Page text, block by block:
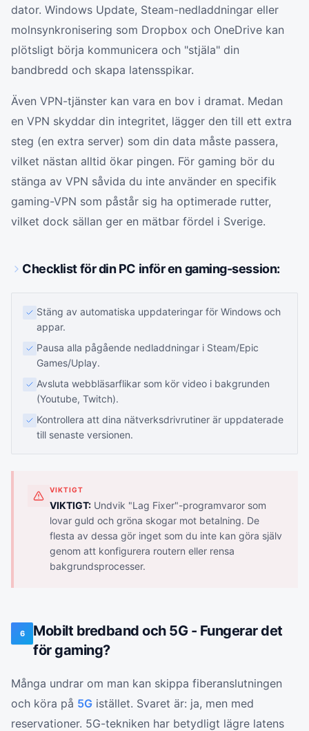
dator. Windows Update, Steam-nedladdningar eller
molnsynkronisering som Dropbox och OneDrive kan
plötsligt börja kommunicera och "stjäla" din
bandbredd och skapa latensspikar.
Även VPN-tjänster kan vara en bov i dramat. Medan
en VPN skyddar din integritet, lägger den till ett extra
steg (en extra server) som din data måste passera,
vilket nästan alltid ökar pingen. För gaming bör du
stänga av VPN såvida du inte använder en specifik
gaming-VPN som påstår sig ha optimerade rutter,
vilket dock sällan ger en mätbar fördel i Sverige.
Checklist för din PC inför en gaming-session:
Stäng av automatiska uppdateringar för Windows och
appar.
Pausa alla pågående nedladdningar i Steam/Epic
Games/Uplay.
Avsluta webbläsarflikar som kör video i bakgrunden
(Youtube, Twitch).
Kontrollera att dina nätverksdrivrutiner är uppdaterade
till senaste versionen.
VIKTIGT
VIKTIGT: Undvik "Lag Fixer"-programvaror som
lovar guld och gröna skogar mot betalning. De
flesta av dessa gör inget som du inte kan göra själv
genom att konfigurera routern eller rensa
bakgrundsprocesser.
6
Mobilt bredband och 5G - Fungerar det
för gaming?
Många undrar om man kan skippa fiberanslutningen
och köra på 5G istället. Svaret är: ja, men med
reservationer. 5G-tekniken har betydligt lägre latens